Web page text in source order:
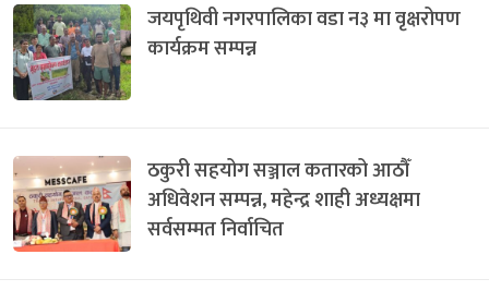
जयपृथिवी नगरपालिका वडा न३ मा वृक्षरोपण
कार्यक्रम सम्पन्न
ठकुरी सहयोग सञ्जाल कतारको आठौँ
अधिवेशन सम्पन्न, महेन्द्र शाही अध्यक्षमा
सर्वसम्मत निर्वाचित